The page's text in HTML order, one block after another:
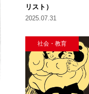
リスト）
2025.07.31
社会・教育